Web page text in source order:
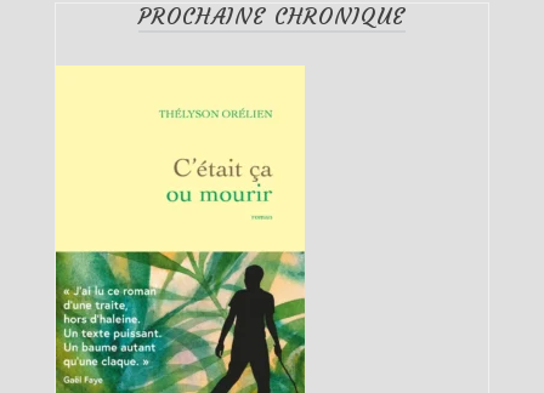
PROCHAINE CHRONIQUE